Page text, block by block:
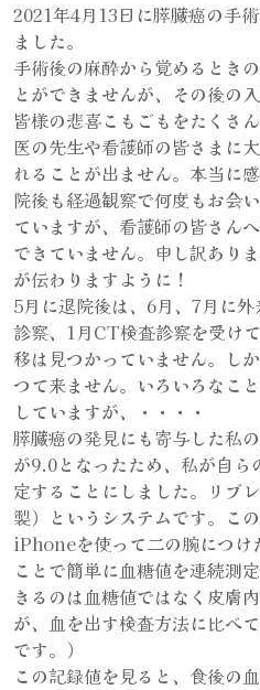
2021年4月13日に膵臓癌の手
ました。
手術後の麻酔から覚めるとき
とができませんが、その後の
皆様の悲喜こもごもをたくさ
医の先生や看護師の皆さまに
れることが出ません。本当に
院後も経過観察で何度もお会
ていますが、看護師の皆さん
できていません。申し訳あり
が伝わりますように！
5月に退院後は、6月、7月に
診察、1月CT検査診察を受け
移は見つかっていません。し
つて来ません。いろいろなこ
していますが、・・・・
膵臓癌の発見にも寄与した私
が9.0となったため、私が自ら
定することにしました。リブ
製）というシステムです。こ
iPhoneを使って二の腕につけ
ことで簡単に血糖値を連続測
きるのは血糖値ではなく皮膚
が、血を出す検査方法に比べ
です。）
この記録値を見ると、食後の